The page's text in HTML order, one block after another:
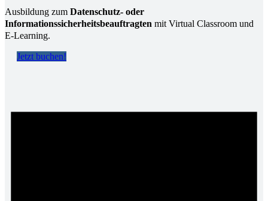
Ausbildung zum Datenschutz- oder
Informationssicherheitsbeauftragten mit Virtual Classroom und
E-Learning.
Jetzt buchen!